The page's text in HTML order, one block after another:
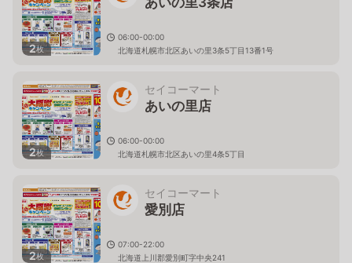
2枚
06:00-00:00
北海道札幌市北区あいの里3条5丁目13番1号
2枚
セイコーマート
あいの里店
06:00-00:00
北海道札幌市北区あいの里4条5丁目
2枚
セイコーマート
愛別店
07:00-22:00
北海道上川郡愛別町字中央241